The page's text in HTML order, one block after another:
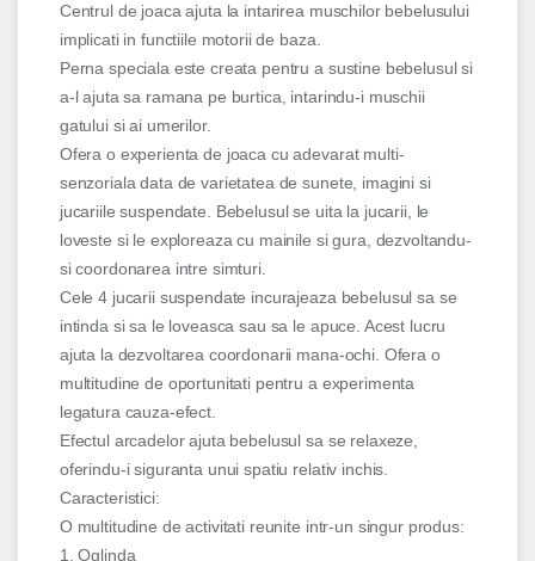
Centrul de joaca ajuta la intarirea muschilor bebelusului
implicati in functiile motorii de baza.
Perna speciala este creata pentru a sustine bebelusul si
a-l ajuta sa ramana pe burtica, intarindu-i muschii
gatului si ai umerilor.
Ofera o experienta de joaca cu adevarat multi-
senzoriala data de varietatea de sunete, imagini si
jucariile suspendate. Bebelusul se uita la jucarii, le
loveste si le exploreaza cu mainile si gura, dezvoltandu-
si coordonarea intre simturi.
Cele 4 jucarii suspendate incurajeaza bebelusul sa se
intinda si sa le loveasca sau sa le apuce. Acest lucru
ajuta la dezvoltarea coordonarii mana-ochi. Ofera o
multitudine de oportunitati pentru a experimenta
legatura cauza-efect.
Efectul arcadelor ajuta bebelusul sa se relaxeze,
oferindu-i siguranta unui spatiu relativ inchis.
Caracteristici:
O multitudine de activitati reunite intr-un singur produs:
1. Oglinda